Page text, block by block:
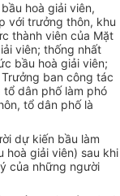
hoà giải viên,
với trưởng thôn, khu
thành viên của Mặt
viên; thống nhất
bầu hoà giải viên;
ban công tác
dân phố làm phó
tổ dân phố là
dự kiến bầu làm
hoà giải viên) sau khi
của những người